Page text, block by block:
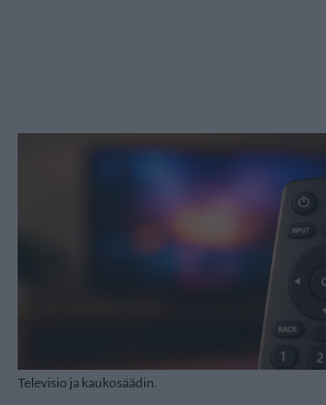
Televisio ja kaukosäädin.